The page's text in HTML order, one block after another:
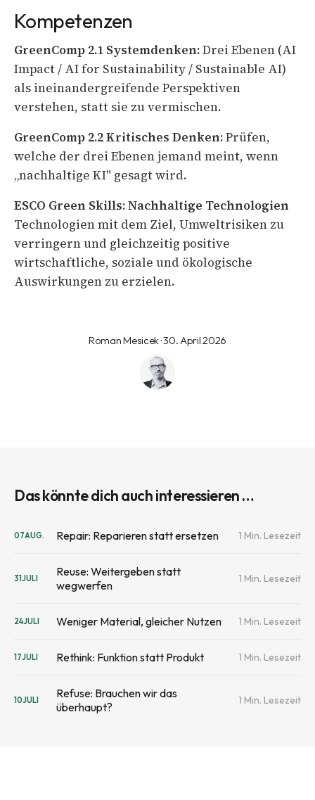
Kompetenzen
GreenComp 2.1 Systemdenken:Drei Ebenen (AI
Impact / AI for Sustainability / Sustainable AI)
als ineinandergreifende Perspektiven
verstehen, statt sie zu vermischen.
GreenComp 2.2 Kritisches Denken:Prüfen,
welche der drei Ebenen jemand meint, wenn
„nachhaltige KI" gesagt wird.
ESCO Green Skills:Nachhaltige Technologien
Technologien mit dem Ziel, Umweltrisiken zu
verringern und gleichzeitig positive
wirtschaftliche, soziale und ökologische
Auswirkungen zu erzielen.
Roman Mesicek · 30. April 2026
Das könnte dich auch interessieren …
07AUG. Repair: Reparieren statt ersetzen 1 Min. Lesezeit
31JULI
Reuse: Weitergeben statt
wegwerfen
1 Min. Lesezeit
24JULI Weniger Material, gleicher Nutzen 1 Min. Lesezeit
17JULI Rethink: Funktion statt Produkt 1 Min. Lesezeit
10JULI
Refuse: Brauchen wir das
überhaupt?
1 Min. Lesezeit